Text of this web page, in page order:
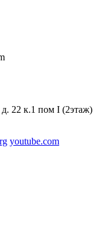
22 к.1 пом I (2этаж)
youtube.com